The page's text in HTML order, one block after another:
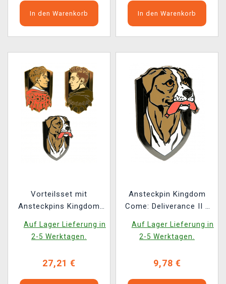
In den Warenkorb In den Warenkorb
Vorteilsset mit
Ansteckpins Kingdom
Heinrich, Hans Capon,
Mutt
Auf Lager Lieferung in
2-5 Werktagen.
27,21 €
Ansteckpin Kingdom
Come: Deliverance II -
Auf Lager Lieferung in
2-5 Werktagen.
9,78 €